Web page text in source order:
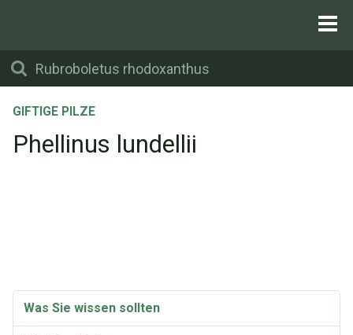
GIFTIGE PILZE
Phellinus lundellii
Was Sie wissen sollten